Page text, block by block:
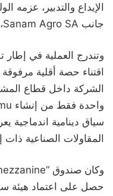
الإيداع والتدبير، عزمه
جانب Sanam Agro SA، المساهم التاريخي.
وتندرج العملية في
اقتناء حصة أقلية
الشركة داخل قطاع
سياق دينامية اندماجية
المقاولات الصناعية ذات